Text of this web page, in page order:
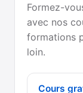
Formez-
avec nos
formations
loin.
Cours